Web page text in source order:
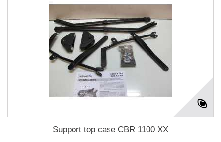
Support top case CBR 1100 XX